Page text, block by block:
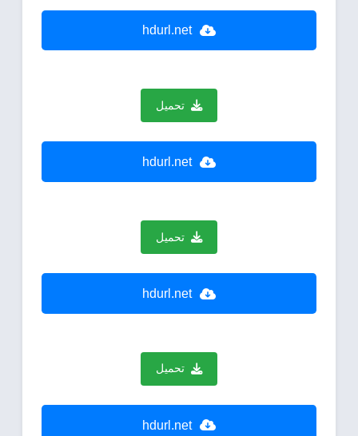
hdurl.net
تحميل
hdurl.net
تحميل
hdurl.net
تحميل
hdurl.net